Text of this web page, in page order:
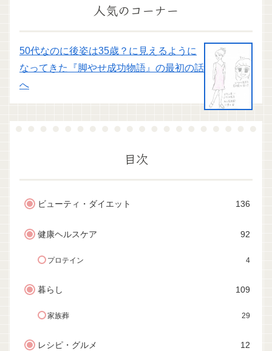
人気のコーナー
50代なのに後姿は35歳？に見えるように
なってきた『脚やせ成功物語』の最初の話
へ
目次
ビューティ・ダイエット 136
健康ヘルスケア 92
プロテイン 4
暮らし 109
家族葬 29
レシピ・グルメ 12